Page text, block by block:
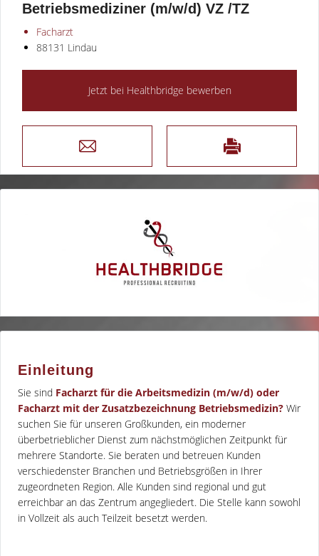
Betriebsmediziner (m/w/d) VZ /TZ
Facharzt
88131 Lindau
Einleitung
Sie sind Facharzt für die Arbeitsmedizin (m/w/d) oder
Facharzt mit der Zusatzbezeichnung Betriebsmedizin? Wir
suchen Sie für unseren Großkunden, ein moderner
überbetrieblicher Dienst zum nächstmöglichen Zeitpunkt für
mehrere Standorte. Sie beraten und betreuen Kunden
verschiedenster Branchen und Betriebsgrößen in Ihrer
zugeordneten Region. Alle Kunden sind regional und gut
erreichbar an das Zentrum angegliedert. Die Stelle kann sowohl
in Vollzeit als auch Teilzeit besetzt werden.